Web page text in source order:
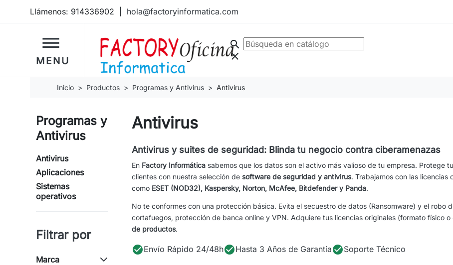
Llámenos: 914336902 hola@factoryinformatica.com
dehaze
MENU
search
clear
Inicio Productos Programas y Antivirus Antivirus
Programas y
Antivirus
Antivirus
Aplicaciones
Sistemas
operativos
Filtrar por
Marca
Antivirus
Antivirus y suites de seguridad: Blinda tu negocio contra ciberamenazas
En Factory Informática sabemos que los datos son el activo más valioso de tu empresa. Protege
clientes con nuestra selección de software de seguridad y antivirus. Trabajamos con las licencias
como ESET (NOD32), Kaspersky, Norton, McAfee, Bitdefender y Panda.
No te conformes con una protección básica. Evita el secuestro de datos (Ransomware) y el robo
cortafuegos, protección de banca online y VPN. Adquiere tus licencias originales (formato físico
de productos.
check_circleEnvío Rápido 24/48hcheck_circleHasta 3 Años de Garantíacheck_circleSoporte Técnico